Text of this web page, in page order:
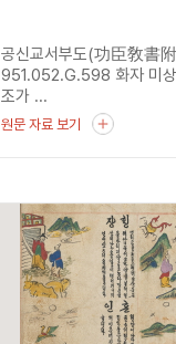
공신교서부도(功臣敎書
951.052.G.598 화자 미
조가 ...
원문 자료 보기